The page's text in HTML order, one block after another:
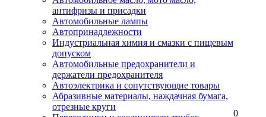
антифризы и присадки
Автомобильные лампы
Автопринадлежности
Индустриальная химия и смазки с пищевым
допуском
Автомобильные предохранители и
держатели предохранителя
Автоэлектрика и сопутствующие товары
Абразивные материалы, наждачная бумага,
отрезные круги
0